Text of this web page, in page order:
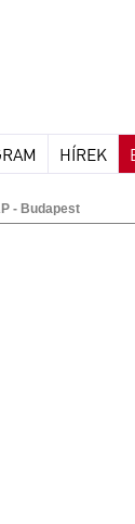
HÍREK
- Budapest